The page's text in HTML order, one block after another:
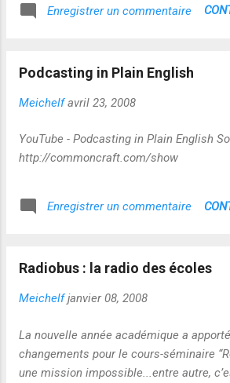
en théorie de meilleure qualité et il sera
entre Wide.tv et les producteurs de
http://descary.com/creez-votre-chaine-
video-avec-widetv/
Enregistrer un commentaire
Podcasting in Plain English
Meichelf avril 23, 2008
YouTube - Podcasting in Plain English
http://commoncraft.com/show
Enregistrer un commentaire
Radiobus : la radio des écoles
Meichelf janvier 08, 2008
La nouvelle année académique a
changements pour le cours-séminaire
une mission impossible...entre autre,